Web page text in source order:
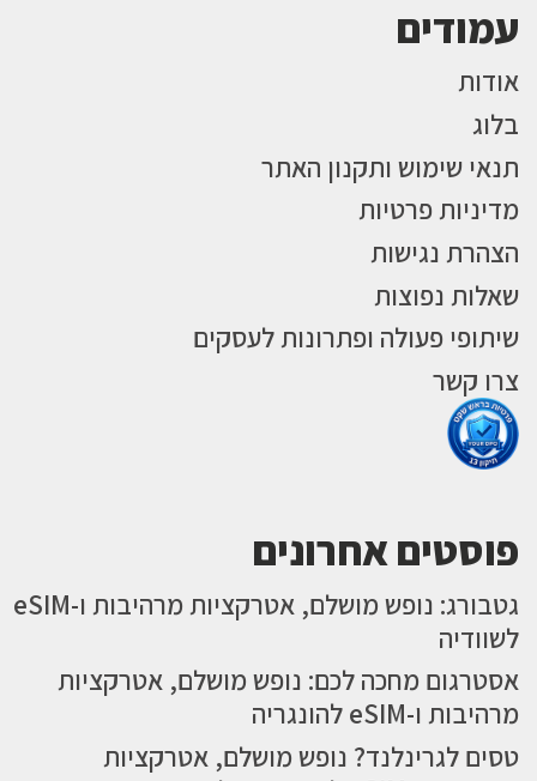
עמודים
אודות
בלוג
תנאי שימוש ותקנון האתר
מדיניות פרטיות
הצהרת נגישות
שאלות נפוצות
שיתופי פעולה ופתרונות לעסקים
צרו קשר
פוסטים אחרונים
גטבורג: נופש מושלם, אטרקציות מרהיבות ו-eSIM
לשוודיה
אסטרגום מחכה לכם: נופש מושלם, אטרקציות
מרהיבות ו-eSIM להונגריה
טסים לגרינלנד? נופש מושלם, אטרקציות